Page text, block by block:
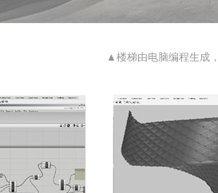
▲楼梯由电脑编程生成